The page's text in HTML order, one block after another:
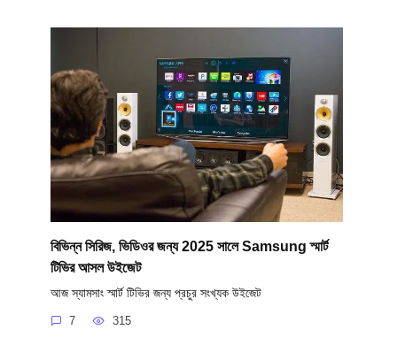
বিভিন্ন সিরিজ, ভিডিওর জন্য 2025 সালে Samsung স্মার্ট
টিভির আসল উইজেট
আজ স্যামসাং স্মার্ট টিভির জন্য প্রচুর সংখ্যক উইজেট
7 315